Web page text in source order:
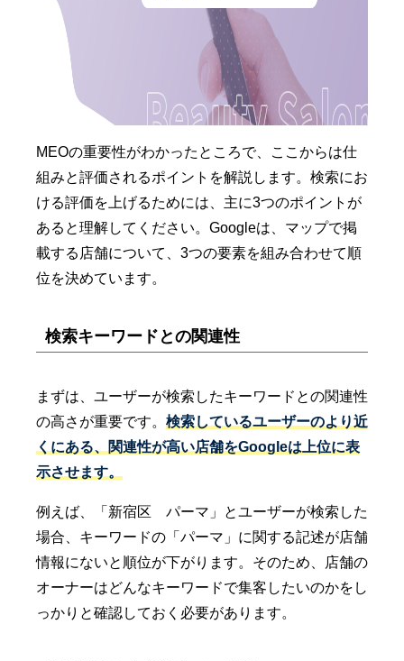
MEOの重要性がわかったところで、ここからは仕
組みと評価されるポイントを解説します。検索にお
ける評価を上げるためには、主に3つのポイントが
あると理解してください。Googleは、マップで掲
載する店舗について、3つの要素を組み合わせて順
位を決めています。
検索キーワードとの関連性
まずは、ユーザーが検索したキーワードとの関連性
の高さが重要です。 検索しているユーザーのより近
くにある、関連性が高い店舗をGoogleは上位に表
示させます。
例えば、「新宿区 パーマ」とユーザーが検索した
場合、キーワードの「パーマ」に関する記述が店舗
情報にないと順位が下がります。そのため、店舗の
オーナーはどんなキーワードで集客したいのかをし
っかりと確認しておく必要があります。